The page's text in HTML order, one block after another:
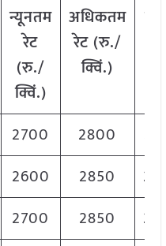
न्यूनतम
रेट
(रु./
क्विं.)
अधिकतम
रेट (रु./
क्विं.)
2700 2800
2600 2850
2700 2850